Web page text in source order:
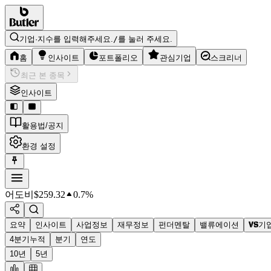
기업·지수를 입력해주세요./를 눌러 주세요.
홈 인사이트 포트폴리오 관심기업
스크리너
최근 본 종목
인사이트
활용법/공지
환경 설정
어도비 $259.32 0.7%
요약 인사이트 사업정보 재무정보 펀더멘탈 밸류에이션
기
4분기누적
분기
연도
10년
5년